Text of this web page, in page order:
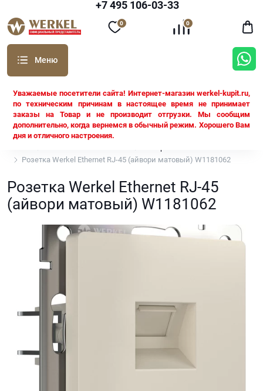
+7 495 106-03-33
Уважаемые посетители сайта! Интернет-магазин werkel-kupit.ru,
по техническим причинам в настоящее время не принимает
заказы на Товар и не производит отгрузки. Мы сообщим
дополнительно, когда вернемся в обычный режим. Хорошего Вам
дня и отличного настроения.
0 0
Розетка Werkel Ethernet RJ-45 (айвори матовый) W1181062
Розетка Werkel Ethernet RJ-45
(айвори матовый) W1181062